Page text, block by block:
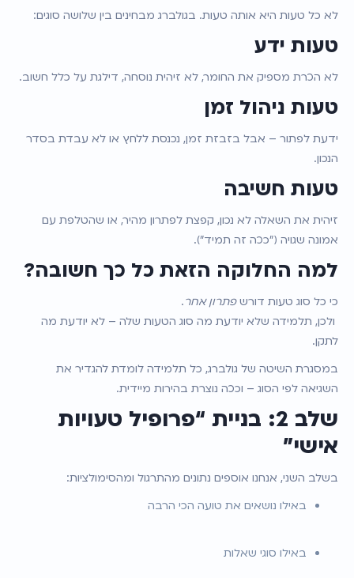
לא כל טעות היא אותה טעות. בגולברג מבחינים בין שלושה סוגים:
טעות ידע
לא הכרת מספיק את החומר, לא זיהית נוסחה, דילגת על כלל חשוב.
טעות ניהול זמן
ידעת לפתור – אבל בזבזת זמן, נכנסת ללחץ או לא עבדת בסדר
הנכון.
טעות חשיבה
זיהית את השאלה לא נכון, קפצת לפתרון מהיר, או שהטלפת עם
אמונה שגויה ("ככה זה תמיד").
למה החלוקה הזאת כל כך חשובה?
כי כל סוג טעות דורש פתרון אחר.
ולכן, תלמידה שלא יודעת מה סוג הטעות שלה – לא יודעת מה
לתקן.
במסגרת השיטה של גולברג, כל תלמידה לומדת להגדיר את
השגיאה לפי הסוג – וככה נוצרת בהירות מיידית.
שלב 2: בניית “פרופיל טעויות
אישי”
בשלב השני, אנחנו אוספים נתונים מהתרגול ומהסימולציות:
באילו נושאים את טועה הכי הרבה
באילו סוגי שאלות